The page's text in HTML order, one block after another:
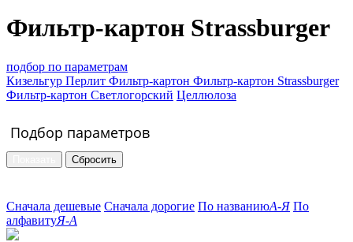
Фильтр-картон Strassburger
подбор по параметрам
Кизельгур Перлит Фильтр-картон Фильтр-картон Strassburger
Фильтр-картон Светлогорский Целлюлоза
Подбор параметров
Сначала дешевые Сначала дорогие По названиюА-Я По
алфавитуЯ-А